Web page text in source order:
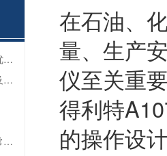
在石油、
量、生产
仪至关重
得利特
的操作设
汽轮机油漆膜测定仪的功能优势有哪些？
碱性氮滴定仪核心技术参数及应用说明
防锈油脂盐雾腐蚀试验器的常见故障与解决方法